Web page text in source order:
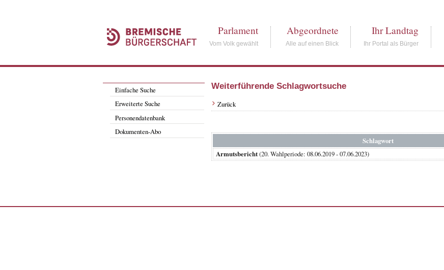
Parlament
Vom Volk gewählt
Abgeordnete
Alle auf einen Blick
Ihr Landtag
Ihr Portal als Bürger
Einfache Suche
Erweiterte Suche
Personendatenbank
Dokumenten-Abo
Weiterführende Schlagwortsuche
Zurück
Schlagwort
Armutsbericht(20. Wahlperiode: 08.06.2019 - 07.06.2023)